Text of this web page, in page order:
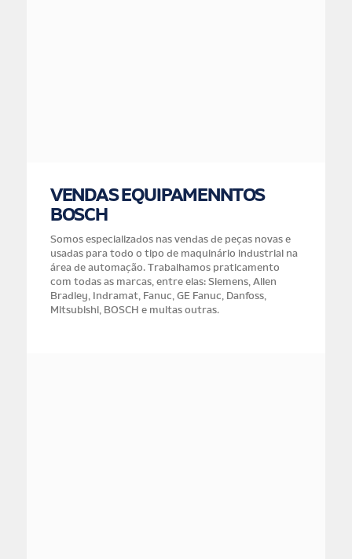
VENDAS EQUIPAMENNTOS
BOSCH
Somos especializados nas vendas de peças novas e
usadas para todo o tipo de maquinário industrial na
área de automação. Trabalhamos praticamento
com todas as marcas, entre elas: Siemens, Allen
Bradley, Indramat, Fanuc, GE Fanuc, Danfoss,
Mitsubishi, BOSCH e muitas outras.